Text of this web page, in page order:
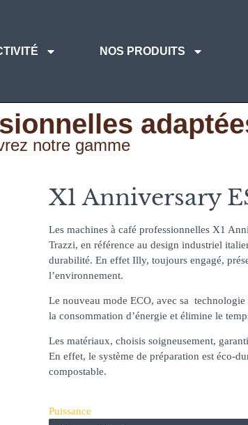
NOS PRODUITS
notre gamme
X1 Anniversary
Les machines à café professionnelles X1
Trazzi, en référence au design industriel
durabilité. En effet Illy, toujours engagé,
l’environnement.
Le nouveau mode ECO, avec sa
la consommation d’énergie et élimine le
Les matériaux, choisis soigneusement,
En effet, le système de préparation est éco-
compostable.
Puissance